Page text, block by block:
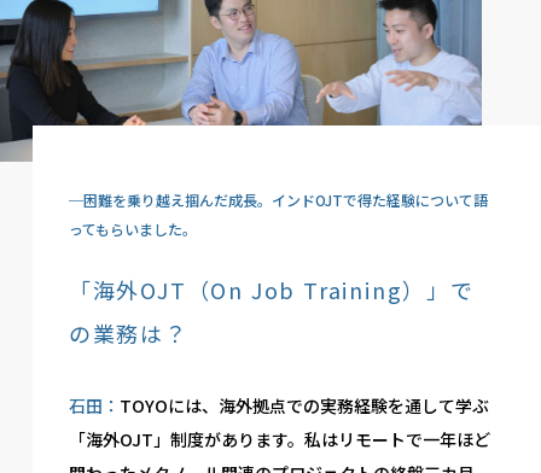
─困難を乗り越え掴んだ成長。インドOJTで得た経験について語
ってもらいました。
「海外OJT（On Job Training）」で
の業務は？
石田： TOYOには、海外拠点での実務経験を通して学ぶ
「海外OJT」制度があります。私はリモートで一年ほど